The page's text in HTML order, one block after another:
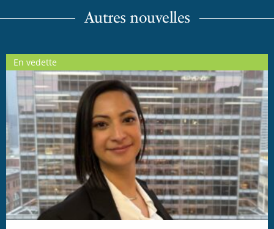
Autres nouvelles
En vedette